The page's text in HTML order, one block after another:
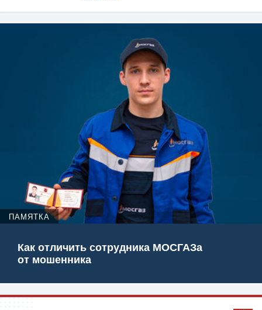
ПАМЯТКА
Как отличить сотрудника МОСГАЗа
от мошенника